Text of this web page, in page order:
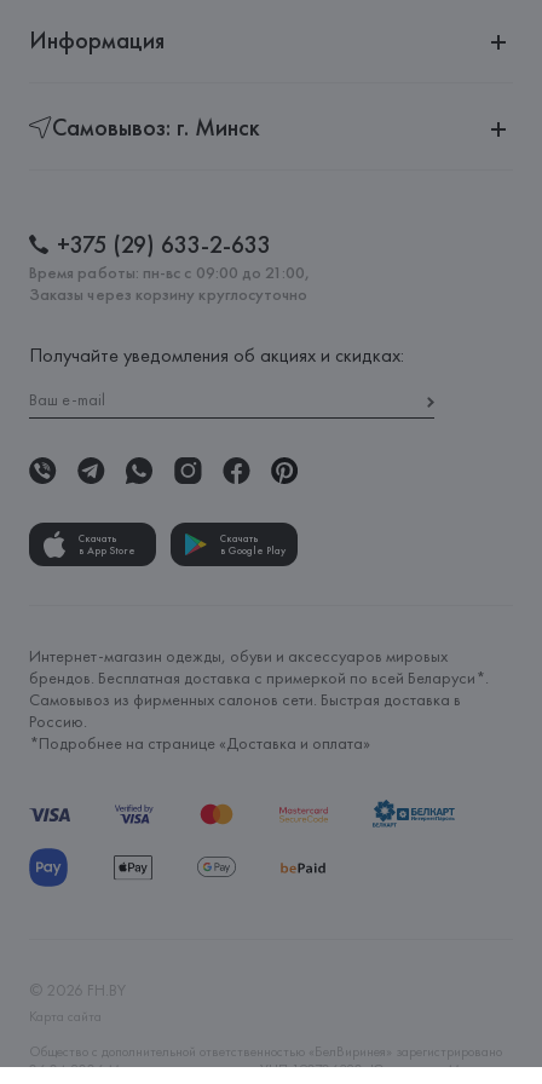
Информация
Самовывоз: г. Минск
+375 (29) 633-2-633
Время работы: пн-вс с 09:00 до 21:00,
Заказы через корзину круглосуточно
Получайте уведомления об акциях и скидках:
Скачать
в App Store
Скачать
в Google Play
Интернет-магазин одежды, обуви и аксессуаров мировых
брендов. Бесплатная доставка с примеркой по всей Беларуси*.
Самовывоз из фирменных салонов сети. Быстрая доставка в
Россию.
*Подробнее на странице «Доставка и оплата»
© 2026 FH.BY
Карта сайта
Общество с дополнительной ответственностью «БелВиринея» зарегистрировано
06.04.2006 Минским горисполкомом. УНП 190706320. Юр.адрес: г. Минск, ул.